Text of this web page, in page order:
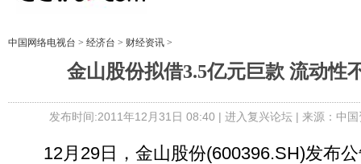
中国网络电视台 > 经济台 > 财经资讯 >
金山股份拟借3.5亿元巨款 流动性
发布时间:2011年12月31日 08:40 | 进入复兴论坛| 来源：中
12月29日，金山股份(600396.SH)发布公